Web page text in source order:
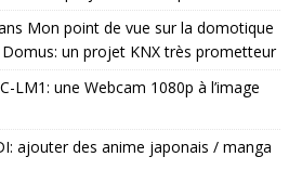
Mon point de vue sur la domotique
un projet KNX très prometteur
LM1: une Webcam 1080p à l’image
ajouter des anime japonais / manga